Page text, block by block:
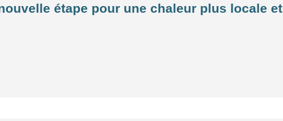
étape pour une chaleur plus locale et